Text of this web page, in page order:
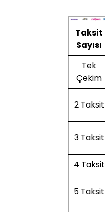
Taksit
Sayısı
Tek
Çekim
2 Taksit
3 Taksit
4 Taksit
5 Taksit